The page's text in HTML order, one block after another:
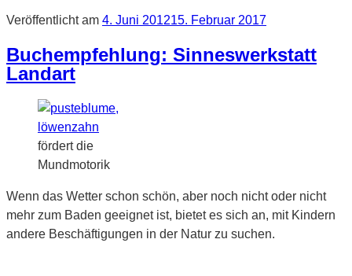
Veröffentlicht am 4. Juni 201215. Februar 2017
Buchempfehlung: Sinneswerkstatt
Landart
fördert die
Mundmotorik
Wenn das Wetter schon schön, aber noch nicht oder nicht
mehr zum Baden geeignet ist, bietet es sich an, mit Kindern
andere Beschäftigungen in der Natur zu suchen.